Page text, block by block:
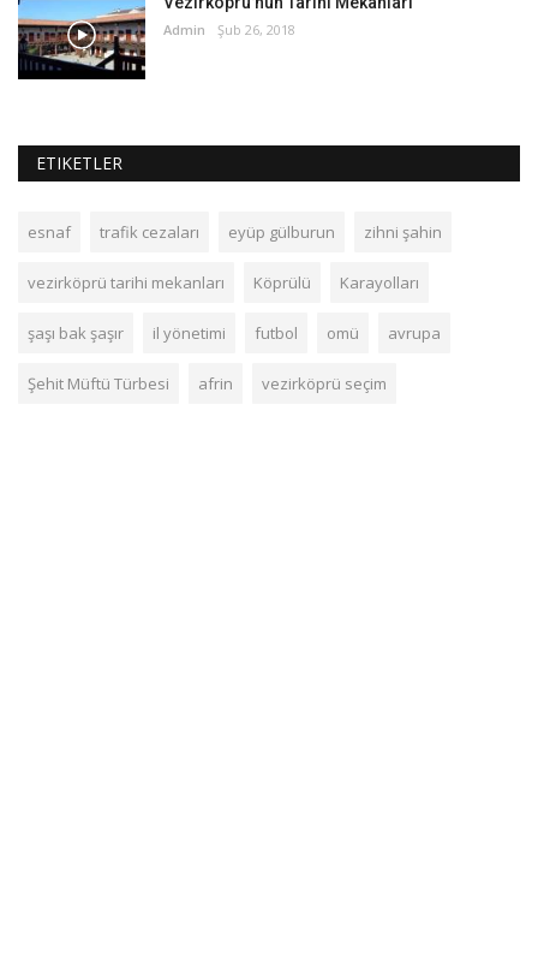
Admin Şub 26, 2018
ETIKETLER
esnaf trafik cezaları eyüp gülburun zihni şahin
vezirköprü tarihi mekanları Köprülü Karayolları
şaşı bak şaşır il yönetimi futbol omü avrupa
Şehit Müftü Türbesi afrin vezirköprü seçim